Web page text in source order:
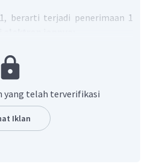
berarti terjadi penerimaan 1
yang telah terverifikasi
Iklan